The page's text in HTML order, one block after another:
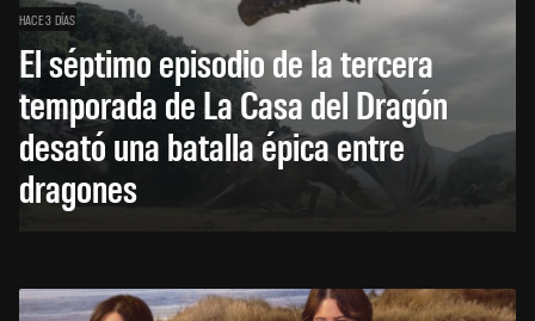
HACE 3 DÍAS
El séptimo episodio de la tercera
temporada de La Casa del Dragón
desató una batalla épica entre
dragones